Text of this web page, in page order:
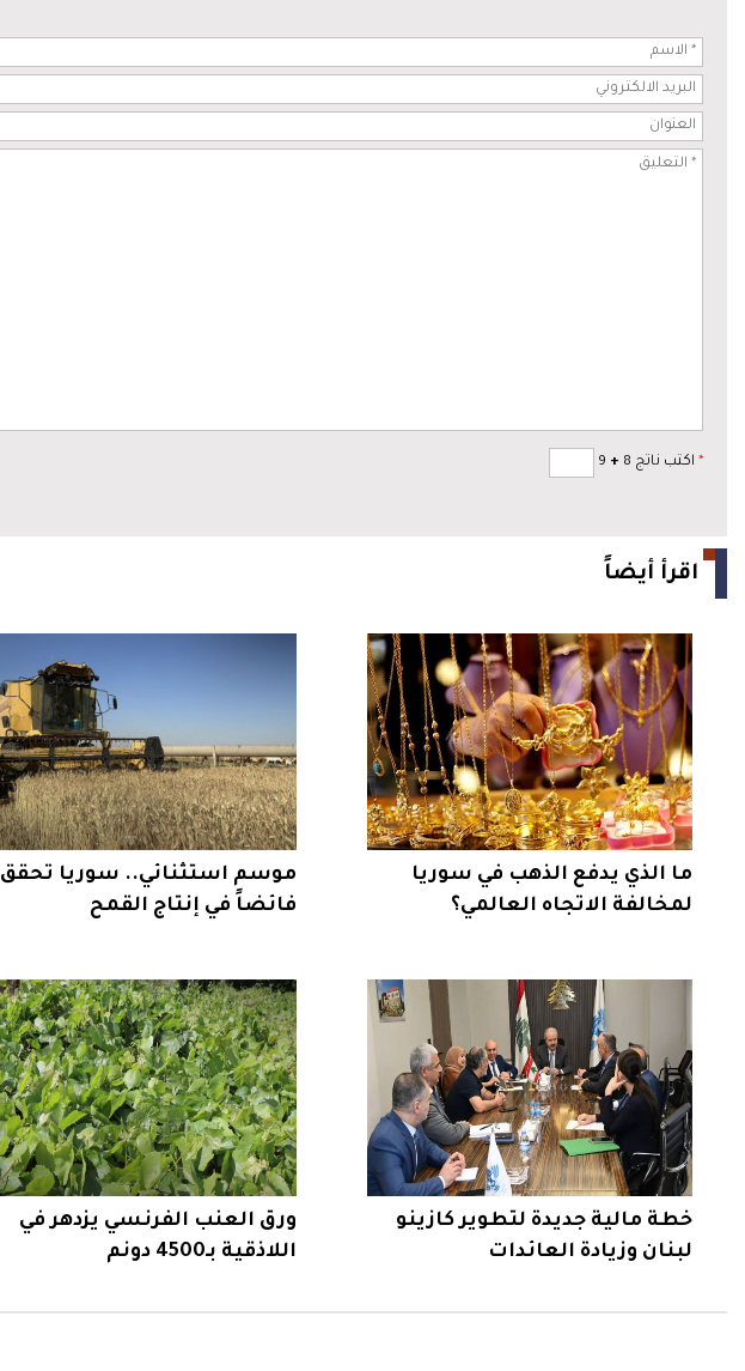
* اكتب ناتج 8 +
اقرأ أيضاً
ما الذي يدفع الذهب في سوريا
لمخالفة الاتجاه العالمي؟
موسم استثنائي.. سوريا تحقق
فائضاً في إنتاج القمح
خطة مالية جديدة لتطوير كازينو
لبنان وزيادة العائدات
ورق العنب الفرنسي يزدهر في
اللاذقية بـ4500 دونم